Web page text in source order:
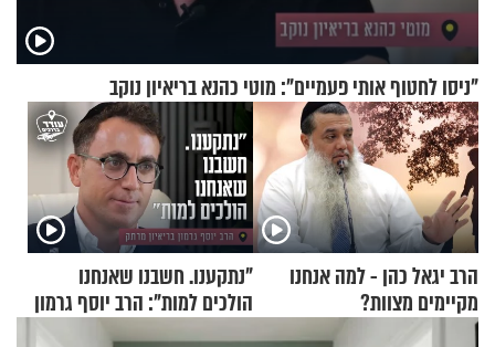
"ניסו לחטוף אותי פעמיים": מוטי כהנא בריאיון נוקב
הרב יגאל כהן - למה אנחנו
מקיימים מצוות?
"נתקענו. חשבנו שאנחנו
הולכים למות": הרב יוסף גרמון
בריאיון מרתק